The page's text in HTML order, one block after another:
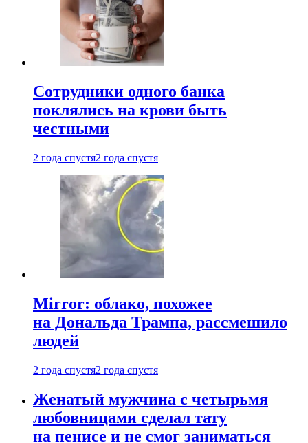
Сотрудники одного банка
поклялись на крови быть
честными
2 года спустя2 года спустя
Mirror: облако, похожее
на Дональда Трампа, рассмешило
людей
2 года спустя2 года спустя
Женатый мужчина с четырьмя
любовницами сделал тату
на пенисе и не смог заниматься